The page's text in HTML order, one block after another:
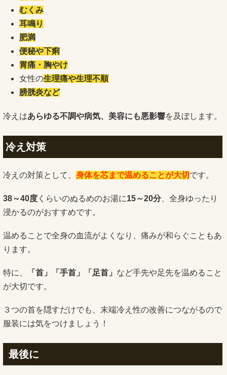
むくみ
耳鳴り
肥満
便秘や下痢
胃痛・胸やけ
女性の生理痛や生理不順
膀胱炎など
冷えはあらゆる不調や病気、美容にも悪影響を及ぼします。
冷え対策
冷えの対策として、 身体を芯まで温めることが大切 です。
38～40度 くらいのぬるめのお湯に15～20分、全身ゆったり
浸かるのがおすすめです。
温めることで全身の血流がよくなり、痛みが和らぐこともあ
ります。
特に、 「首」「手首」「足首」 など手先や足先を温めること
が大切です。
３つの首を隠すだけでも、末端冷え性の改善につながるので
服装には気をつけましょう！
最後に